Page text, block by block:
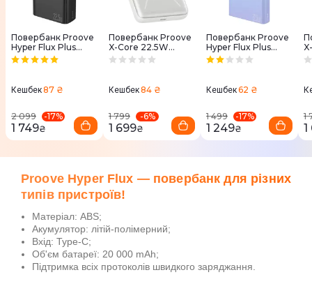
Повербанк Proove
Hyper Flux Plus
20000mAh 22.5W
чорний
Кешбек87 ₴
2 099 -17%
1 749₴
Повербанк Proove
X-Core 22.5W
10000mAh білий
Кешбек84 ₴
1 799 -6%
1 699₴
Повербанк Proove
Hyper Flux Plus
10000mAh 22.5W
градієнт
Кешбек62 ₴
1 499 -17%
1 249₴
1
1
Proove Hyper Flux — повербанк для різних
типів пристроїв!
Матеріал: ABS;
Акумулятор: літій-полімерний;
Вхід: Туре-С;
Об'єм батареї: 20 000 mAh;
Підтримка всіх протоколів швидкого заряджання.